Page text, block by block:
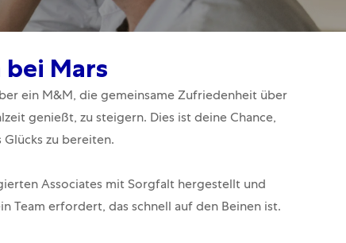
Mars
ein M&M, die gemeinsame Zufriedenheit über
genießt, zu steigern. Dies ist deine Chance,
zu bereiten.
Associates mit Sorgfalt hergestellt und
Team erfordert, das schnell auf den Beinen ist.